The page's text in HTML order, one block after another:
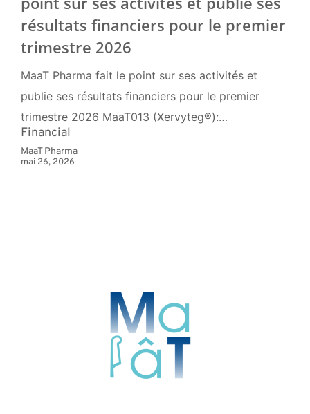
résultats financiers pour le premier
trimestre 2026
MaaT Pharma fait le point sur ses activités et
publie ses résultats financiers pour le premier
trimestre 2026 MaaT013 (Xervyteg®):…
Financial
MaaT Pharma
mai 26, 2026